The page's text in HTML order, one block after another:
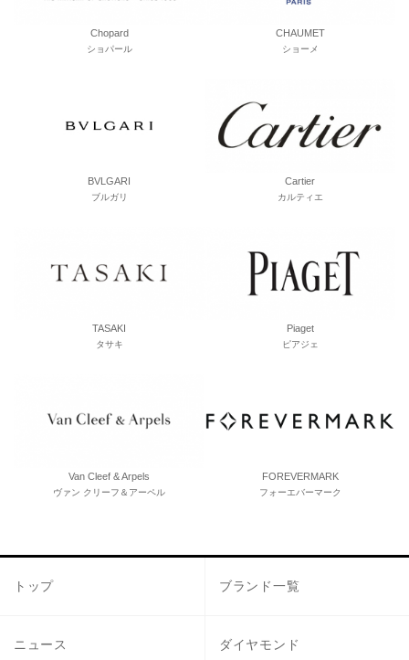
Chopard
ショパール
CHAUMET
ショーメ
BVLGARI
ブルガリ
Cartier
カルティエ
TASAKI
タサキ
Piaget
ピアジェ
Van Cleef & Arpels
ヴァン クリーフ＆アーペル
FOREVERMARK
フォーエバーマーク
トップ ブランド一覧
ニュース ダイヤモンド